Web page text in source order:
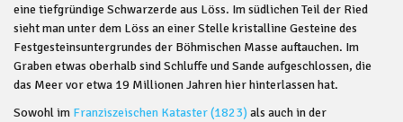
eine tiefgründige Schwarzerde aus Löss. Im südlichen Teil der Ried
sieht man unter dem Löss an einer Stelle kristalline Gesteine des
Festgesteinsuntergrundes der Böhmischen Masse auftauchen. Im
Graben etwas oberhalb sind Schluffe und Sande aufgeschlossen, die
das Meer vor etwa 19 Millionen Jahren hier hinterlassen hat.
Sowohl im Franziszeischen Kataster (1823)als auch in der